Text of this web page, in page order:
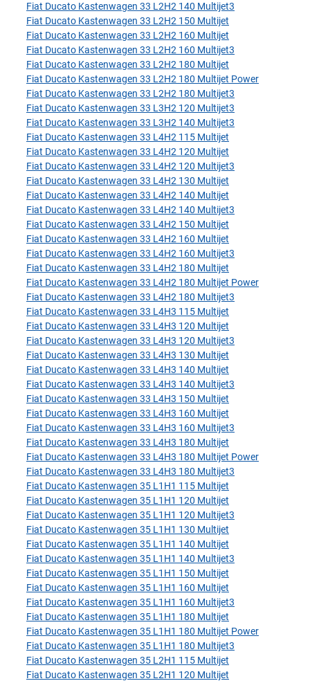
Fiat Ducato Kastenwagen 33 L2H2 140 Multijet3
Fiat Ducato Kastenwagen 33 L2H2 150 Multijet
Fiat Ducato Kastenwagen 33 L2H2 160 Multijet
Fiat Ducato Kastenwagen 33 L2H2 160 Multijet3
Fiat Ducato Kastenwagen 33 L2H2 180 Multijet
Fiat Ducato Kastenwagen 33 L2H2 180 Multijet Power
Fiat Ducato Kastenwagen 33 L2H2 180 Multijet3
Fiat Ducato Kastenwagen 33 L3H2 120 Multijet3
Fiat Ducato Kastenwagen 33 L3H2 140 Multijet3
Fiat Ducato Kastenwagen 33 L4H2 115 Multijet
Fiat Ducato Kastenwagen 33 L4H2 120 Multijet
Fiat Ducato Kastenwagen 33 L4H2 120 Multijet3
Fiat Ducato Kastenwagen 33 L4H2 130 Multijet
Fiat Ducato Kastenwagen 33 L4H2 140 Multijet
Fiat Ducato Kastenwagen 33 L4H2 140 Multijet3
Fiat Ducato Kastenwagen 33 L4H2 150 Multijet
Fiat Ducato Kastenwagen 33 L4H2 160 Multijet
Fiat Ducato Kastenwagen 33 L4H2 160 Multijet3
Fiat Ducato Kastenwagen 33 L4H2 180 Multijet
Fiat Ducato Kastenwagen 33 L4H2 180 Multijet Power
Fiat Ducato Kastenwagen 33 L4H2 180 Multijet3
Fiat Ducato Kastenwagen 33 L4H3 115 Multijet
Fiat Ducato Kastenwagen 33 L4H3 120 Multijet
Fiat Ducato Kastenwagen 33 L4H3 120 Multijet3
Fiat Ducato Kastenwagen 33 L4H3 130 Multijet
Fiat Ducato Kastenwagen 33 L4H3 140 Multijet
Fiat Ducato Kastenwagen 33 L4H3 140 Multijet3
Fiat Ducato Kastenwagen 33 L4H3 150 Multijet
Fiat Ducato Kastenwagen 33 L4H3 160 Multijet
Fiat Ducato Kastenwagen 33 L4H3 160 Multijet3
Fiat Ducato Kastenwagen 33 L4H3 180 Multijet
Fiat Ducato Kastenwagen 33 L4H3 180 Multijet Power
Fiat Ducato Kastenwagen 33 L4H3 180 Multijet3
Fiat Ducato Kastenwagen 35 L1H1 115 Multijet
Fiat Ducato Kastenwagen 35 L1H1 120 Multijet
Fiat Ducato Kastenwagen 35 L1H1 120 Multijet3
Fiat Ducato Kastenwagen 35 L1H1 130 Multijet
Fiat Ducato Kastenwagen 35 L1H1 140 Multijet
Fiat Ducato Kastenwagen 35 L1H1 140 Multijet3
Fiat Ducato Kastenwagen 35 L1H1 150 Multijet
Fiat Ducato Kastenwagen 35 L1H1 160 Multijet
Fiat Ducato Kastenwagen 35 L1H1 160 Multijet3
Fiat Ducato Kastenwagen 35 L1H1 180 Multijet
Fiat Ducato Kastenwagen 35 L1H1 180 Multijet Power
Fiat Ducato Kastenwagen 35 L1H1 180 Multijet3
Fiat Ducato Kastenwagen 35 L2H1 115 Multijet
Fiat Ducato Kastenwagen 35 L2H1 120 Multijet